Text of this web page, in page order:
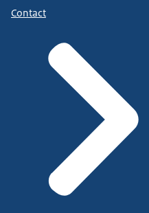
Contact